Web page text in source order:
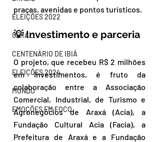
ELEIÇÕES 2022
GERAL
CENTENÁRIO DE IBIÁ
ELEIÇÕES 2024
MUNDO
EMOÇÕES EM FOCO
praças, avenidas e pontos turísticos.
💡 Investimento e parceria
O projeto, que recebeu R$ 2 milhões
em investimentos, é fruto da
colaboração entre a Associação
Comercial, Industrial, de Turismo e
Agronegócios de Araxá (Acia), a
Fundação Cultural Acia (Facia), a
Prefeitura de Araxá e a Fundação